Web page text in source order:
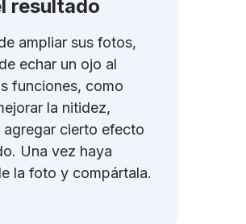
resultado
ampliar sus fotos,
echar un ojo al
funciones, como
la nitidez,
cierto efecto
Una vez haya
la foto y compártala.